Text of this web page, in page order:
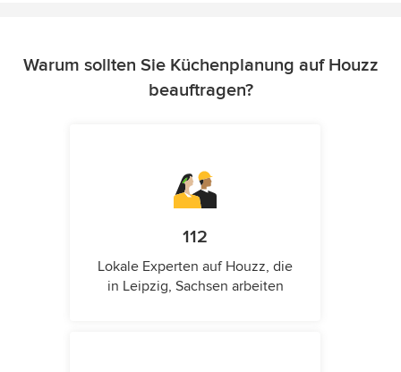
Warum sollten Sie Küchenplanung auf Houzz
beauftragen?
112
Lokale Experten auf Houzz, die
in Leipzig, Sachsen arbeiten